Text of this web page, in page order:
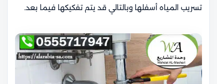
تسريب المياه أسفلها وبالتالي قد يتم تفكيكها فيما بعد.